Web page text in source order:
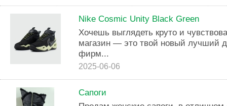
Nike Cosmic Unity Black Green
Хочешь выглядеть круто и
магазин — это твой новый лучший
фирм...
2025-06-06
Сапоги